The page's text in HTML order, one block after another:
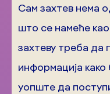
Сам захтев нема
што се намеће
захтеву треба
информација
уопште да